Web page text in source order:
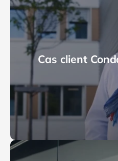
Cas client